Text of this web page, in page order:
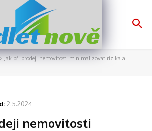
nově
Jak při prodeji nemovitosti minimalizovat rizika a
2.5.2024
nemovitosti